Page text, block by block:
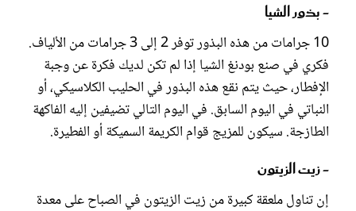
- بذور الشيا
10 جرامات من هذه البذور توفر 2 إلى 3 جرامات من الألياف.
فكري في صنع بودنغ الشيا إذا لم تكن لديك فكرة عن وجبة
الإفطار، حيث يتم نقع هذه البذور في الحليب الكلاسيكي، أو
النباتي في اليوم السابق. في اليوم التالي تضيفين إليه الفاكهة
الطازجة. سيكون للمزيج قوام الكريمة السميكة أو الفطيرة.
- زيت الزيتون
إن تناول ملعقة كبيرة من زيت الزيتون في الصباح على معدة